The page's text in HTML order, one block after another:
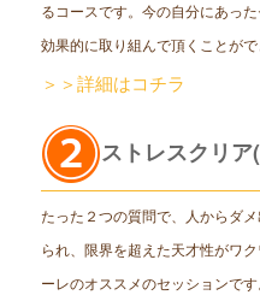
るコースです。今の自分にあっ
効果的に取り組んで頂くことがで
＞＞詳細はコチラ
ストレスクリ
たった２つの質問で、人からダ
られ、限界を超えた天才性がワ
ーレのオススメのセッションです